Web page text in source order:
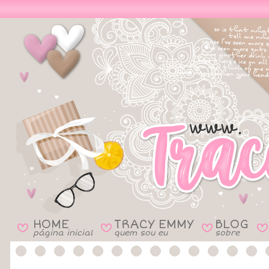
B HOME
página inicial B TRACY EMMY
quem sou eu B BLOG
sobre B